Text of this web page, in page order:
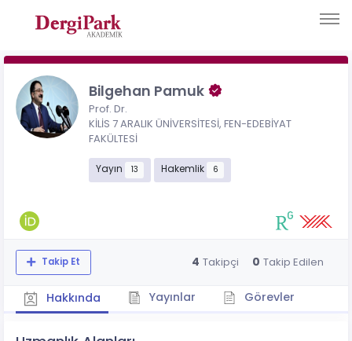
Bilgehan Pamuk
Prof. Dr.
KİLİS 7 ARALIK ÜNİVERSİTESİ, FEN-EDEBİYAT
FAKÜLTESİ
Yayın 13 Hakemlik 6
Takip Et 4 Takipçi 0 Takip Edilen
Hakkında Yayınlar Görevler